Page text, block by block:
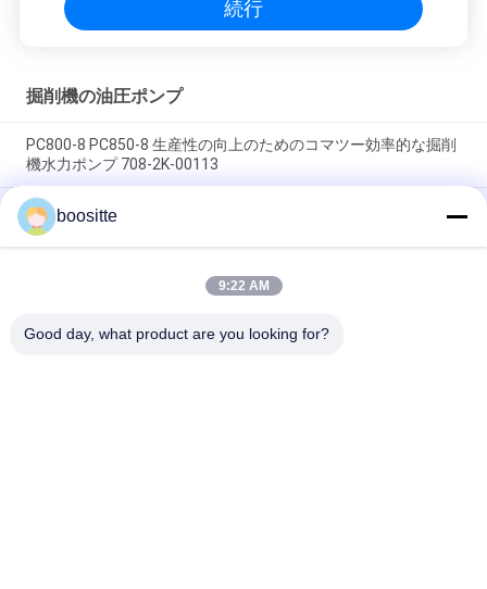
続行
掘削機の油圧ポンプ
PC800-8 PC850-8 生産性の向上のためのコマツー効率的な掘削
機水力ポンプ 708-2K-00113
PC400-7 PC400-8 PC450-7 PC450-8 水力ポンプ掘削機部品
708-2H-00451 708-2H-00450 長持ちする
オリジナルの油圧ポンプのアッセンブリHPK055 HPK055AT
ZX130 ZX120 ZX120-1 ZAX120-6ZX135US ZX135-3 9192497
boositte
9:22 AM
Good day, what product are you looking for?